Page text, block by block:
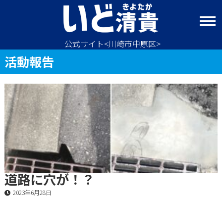
ツ
へ
ス
キ
プ
公式サイト<川崎市中原区>
活動報告
活
動
報
告
道路に穴が！？
2023年6月28日